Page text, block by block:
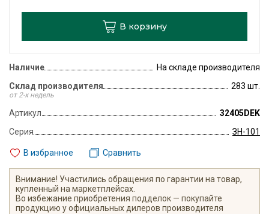
В корзину
Наличие
На складе производителя
Склад производителя
от 2-х недель
283 шт.
Артикул
32405DEK
Серия
ЗН-101
В избранное Сравнить
Внимание! Участились обращения по гарантии на товар,
купленный на маркетплейсах.
Во избежание приобретения подделок — покупайте
продукцию у официальных дилеров производителя